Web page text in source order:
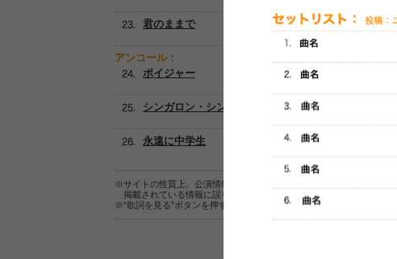
君のままで
アンコール：
ボイジャー
シンガロン・シンガソン
永遠に中学生
※サイトの性質上、公演情報およびセットリスト情報の正確性は保証
掲載されている情報に誤りがある場合は、
こちらよりご連絡をお願
※“歌詞を見る”ボタンを押すと、株式会社ページワンが運営する歌詞サ